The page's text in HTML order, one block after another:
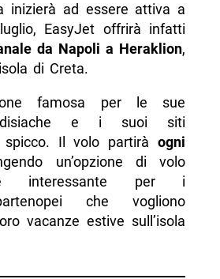
inizierà ad essere attiva a
EasyJet offrirà infatti
da Napoli a Heraklion,
di Creta.
famosa per le sue
e i suoi siti
spicco. Il volo partiràogni
un’opzione di volo
interessante per i
che vogliono
vacanze estive sull’isola